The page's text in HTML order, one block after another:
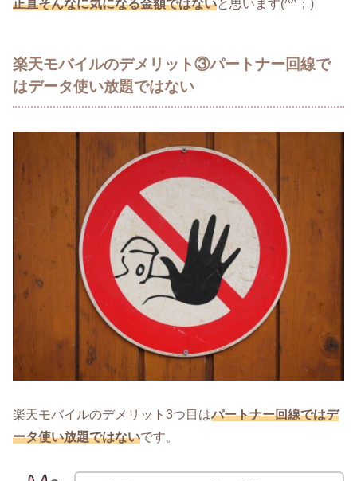
正直そんなに気になる金額ではないと思います(^^；)
楽天モバイルのデメリット③パートナー回線で
はデータ使い放題ではない
楽天モバイルのデメリット3つ目はパートナー回線ではデ
ータ使い放題ではないです。